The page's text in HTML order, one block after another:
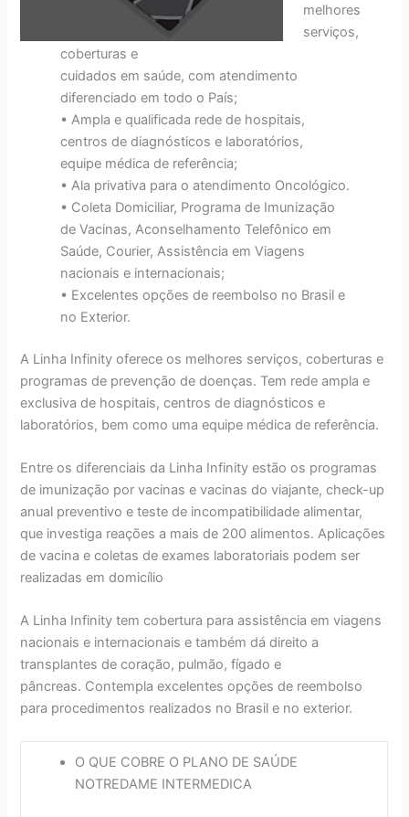
melhores
serviços,
coberturas e
cuidados em saúde, com atendimento
diferenciado em todo o País;
• Ampla e qualificada rede de hospitais,
centros de diagnósticos e laboratórios,
equipe médica de referência;
• Ala privativa para o atendimento Oncológico.
• Coleta Domiciliar, Programa de Imunização
de Vacinas, Aconselhamento Telefônico em
Saúde, Courier, Assistência em Viagens
nacionais e internacionais;
• Excelentes opções de reembolso no Brasil e
no Exterior.
A Linha Infinity oferece os melhores serviços, coberturas e
programas de prevenção de doenças. Tem rede ampla e
exclusiva de hospitais, centros de diagnósticos e
laboratórios, bem como uma equipe médica de referência.
Entre os diferenciais da Linha Infinity estão os programas
de imunização por vacinas e vacinas do viajante, check-up
anual preventivo e teste de incompatibilidade alimentar,
que investiga reações a mais de 200 alimentos. Aplicações
de vacina e coletas de exames laboratoriais podem ser
realizadas em domicílio
A Linha Infinity tem cobertura para assistência em viagens
nacionais e internacionais e também dá direito a
transplantes de coração, pulmão, fígado e
pâncreas. Contempla excelentes opções de reembolso
para procedimentos realizados no Brasil e no exterior.
O QUE COBRE O PLANO DE SAÚDE
NOTREDAME INTERMEDICA